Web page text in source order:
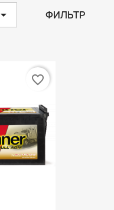
 ФИЛЬТР
favorite_border